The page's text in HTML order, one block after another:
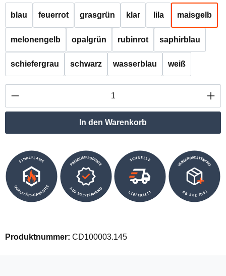
blau feuerrot grasgrün klar lila maisgelb
melonengelb opalgrün rubinrot saphirblau
schiefergrau schwarz wasserblau weiß
Produkt Anzahl: Gib den gewünschten
In den Warenkorb
FINALFLAME
QUALITÄTS-GARANTIE
PREMIUMPRODUKTE
AUS MEISTERHAND
SCHNELLE
LIEFERZEIT
VERSANDKOSTENFREI
AB 50€ (DE)
Produktnummer: CD100003.145